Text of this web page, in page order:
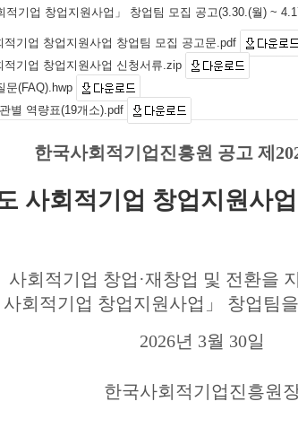
적기업 창업지원사업」 창업팀 모집 공고(3.30.(월) ~
적기업 창업지원사업 창업팀 모집 공고문.pdf
적기업 창업지원사업 신청서류.zip
문(FAQ).hwp
별 역량표(19개소).pdf
한국사회적기업진흥원 공고 제
사회적기업 창업지원사
사회적기업 창업 ·재창업 및 전환을
사회적기업 창업지원사업 」 창업팀
2026년 3월 30일
한국사회적기업진흥원